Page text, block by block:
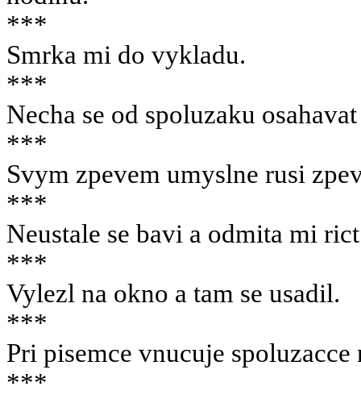
***
Smrka mi do vykladu.
***
Necha se od spoluzaku
***
Svym zpevem umyslne rusi
***
Neustale se bavi a odmita mi
***
Vylezl na okno a tam se usadil.
***
Pri pisemce vnucuje spoluzacce
***